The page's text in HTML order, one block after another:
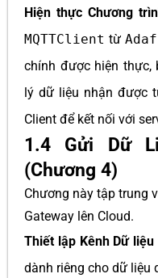
Hiện thực Chương
MQTTClient từ
chính được hiện thực,
lý dữ liệu nhận được
Client để kết nối với
1.4 Gửi Dữ
(Chương 4)
Chương này tập trung
Gateway lên Cloud.
Thiết lập Kênh Dữ liệu
dành riêng cho dữ liệu